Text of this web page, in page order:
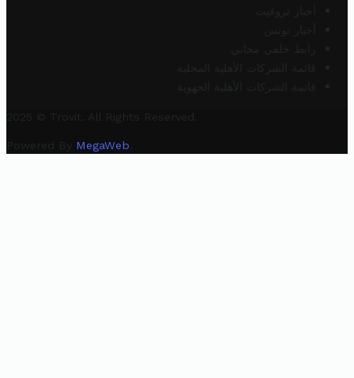
أخبار تروفيت
أخبار تونس
رابط خلفي مجاني
قائمة الشركات الأهلية المحلية
قائمة الشركات الأهلية الجهوية
2025 © Trovit. All Rights Reserved.
Powered By MegaWeb